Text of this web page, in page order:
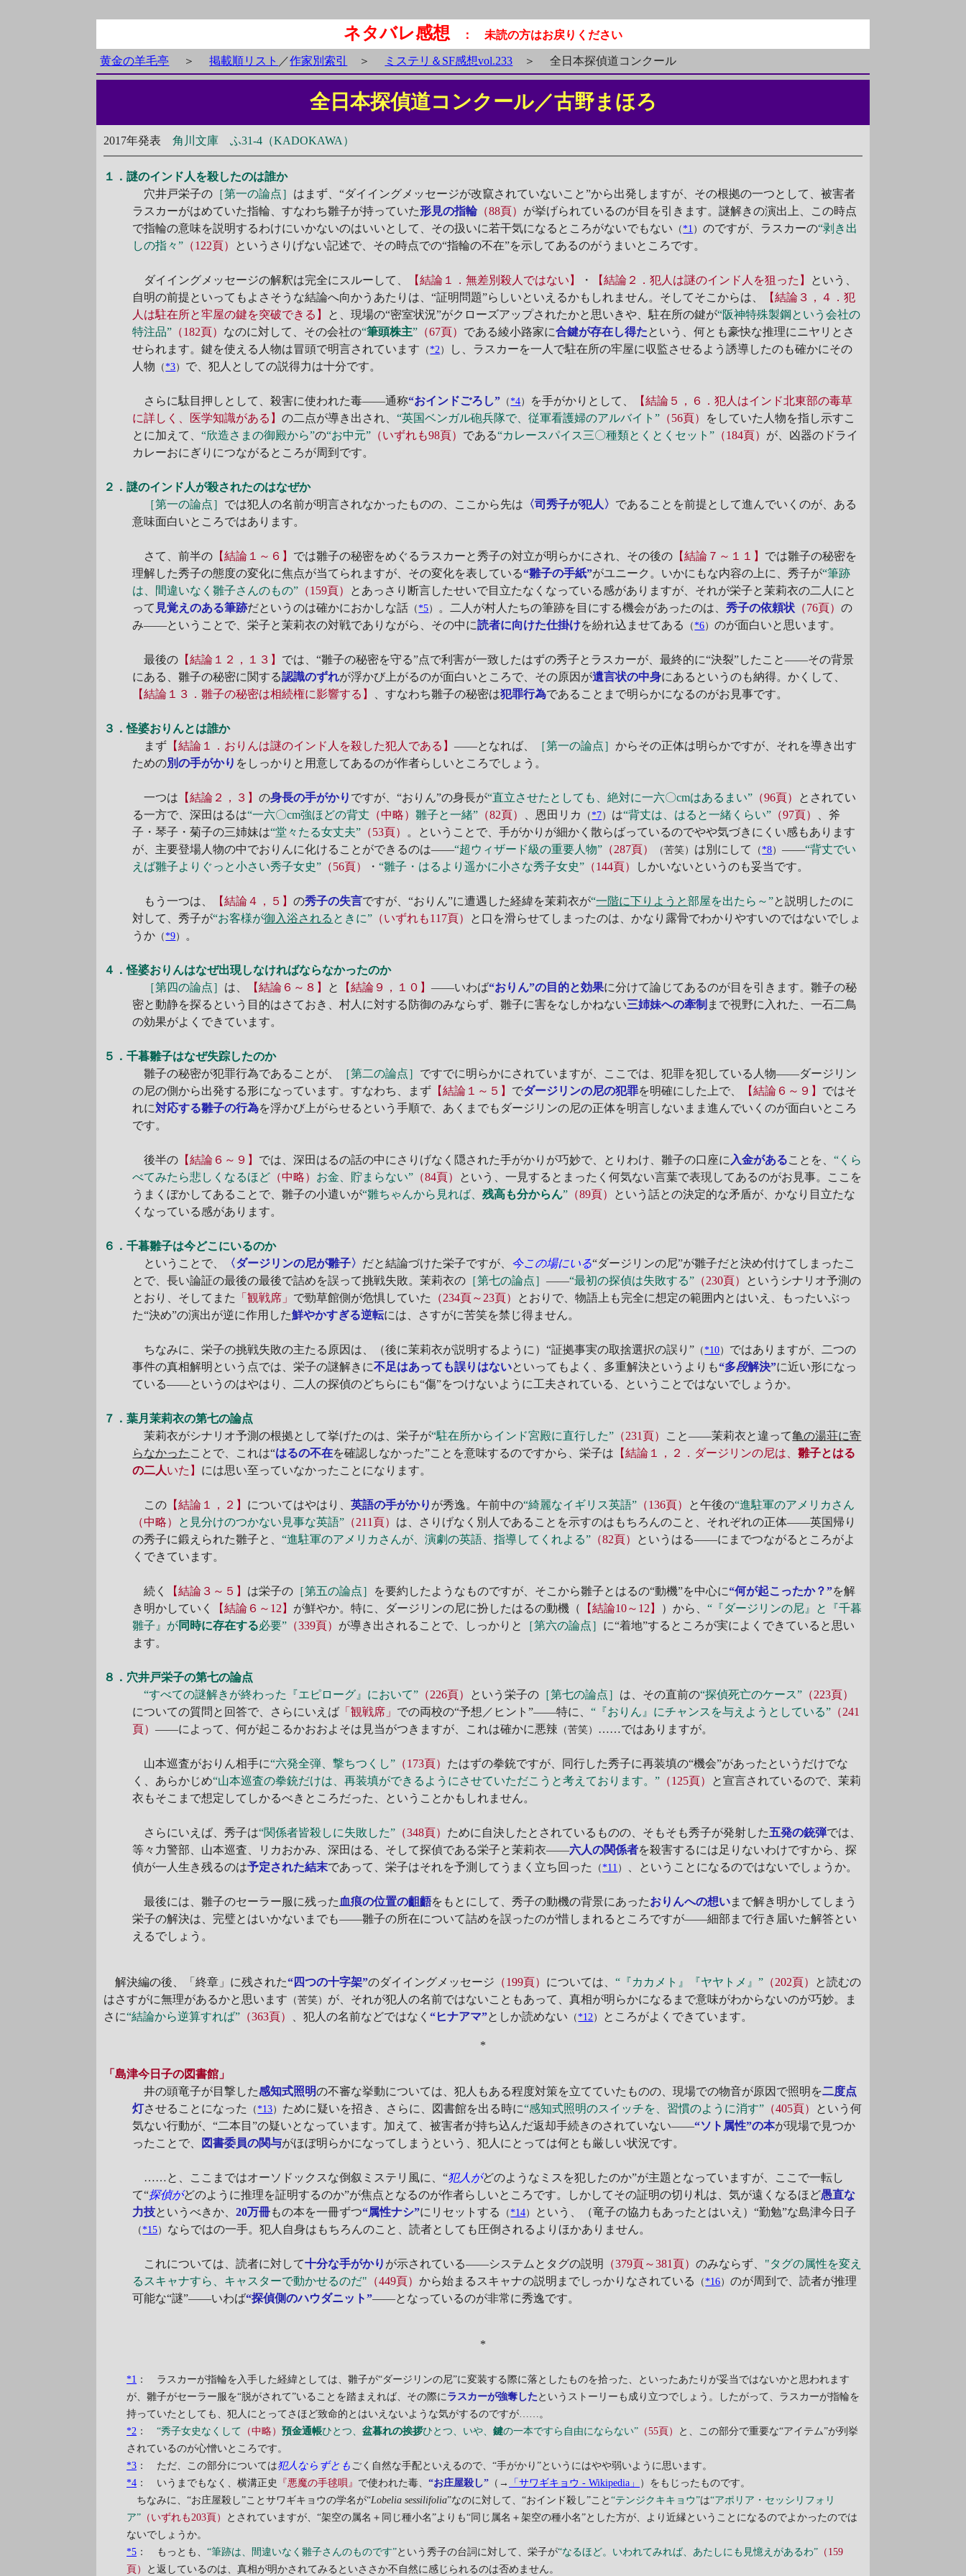
ネタバレ感想 ： 未読の方はお戻りください
黄金の羊毛亭 ＞ 掲載順リスト ／作家別索引 ＞ ミステリ＆SF感想vol.233 ＞ 全日本探偵道コンクール
全日本探偵道コンクール／古野まほろ
2017年発表角川文庫 ふ31-4（KADOKAWA）
１．謎のインド人を殺したのは誰か
穴井戸栄子の ［第一の論点］ はまず、“ダイイングメッセージが改竄されていないこと”から出発しますが、その根拠の一つとして、被害者
ラスカーがはめていた指輪、すなわち雛子が持っていた形見の指輪 （88頁） が挙げられているのが目を引きます。謎解きの演出上、この時点
で指輪の意味を説明するわけにいかないのはいいとして、その扱いに若干気になるところがないでもない （*1 ）のですが、ラスカーの“剥き出
しの指々” （122頁） というさりげない記述で、その時点での“指輪の不在”を示してあるのがうまいところです。
ダイイングメッセージの解釈は完全にスルーして、 【結論１．無差別殺人ではない】 ・ 【結論２．犯人は謎のインド人を狙った】 という、
自明の前提といってもよさそうな結論へ向かうあたりは、“証明問題”らしいといえるかもしれません。そしてそこからは、
【結論３，４．犯
人は駐在所と牢屋の鍵を突破できる】 と、現場の“密室状況”がクローズアップされたかと思いきや、駐在所の鍵が“阪神特殊製鋼という会社の
特注品” （182頁） なのに対して、その会社の“筆頭株主” （67頁） である綾小路家に合鍵が存在し得たという、何とも豪快な推理にニヤリとさ
せられます。鍵を使える人物は冒頭で明言されています （*2）
し、ラスカーを一人で駐在所の牢屋に収監させるよう誘導したのも確かにその
人物 （*3） で、犯人としての説得力は十分です。
さらに駄目押しとして、殺害に使われた毒――通称“おインドごろし” （*4） を手がかりとして、
【結論５，６．犯人はインド北東部の毒草
に詳しく、医学知識がある】の二点が導き出され、“英国ベンガル砲兵隊で、従軍看護婦のアルバイト” （56頁） をしていた人物を指し示すこ
とに加えて、“欣造さまの御殿から”の“お中元” （いずれも98頁） である“カレースパイス三〇種類とくとくセット” （184頁） が、凶器のドライ
カレーおにぎりにつながるところが周到です。
２．謎のインド人が殺されたのはなぜか
［第一の論点］ では犯人の名前が明言されなかったものの、ここから先は 〈司秀子が犯人〉 であることを前提として進んでいくのが、ある
意味面白いところではあります。
さて、前半の 【結論１～６】 では雛子の秘密をめぐるラスカーと秀子の対立が明らかにされ、その後の 【結論７～１１】 では雛子の秘密を
理解した秀子の態度の変化に焦点が当てられますが、その変化を表している“雛子の手紙”がユニーク。いかにもな内容の上に、秀子が“筆跡
は、間違いなく雛子さんのもの” （159頁） とあっさり断言したせいで目立たなくなっている感がありますが、それが栄子と茉莉衣の二人にと
って 見覚えのある筆跡だというのは確かにおかしな話 （*5） 。二人が村人たちの筆跡を目にする機会があったのは、秀子の依頼状 （76頁）の
み――ということで、栄子と茉莉衣の対戦でありながら、その中に読者に向けた仕掛けを紛れ込ませてある （*6）のが面白いと思います。
最後の 【結論１２，１３】 では、“雛子の秘密を守る”点で利害が一致したはずの秀子とラスカーが、最終的に“決裂”したこと――その背景
にある、雛子の秘密に関する認識のずれが浮かび上がるのが面白いところで、その原因が遺言状の中身にあるというのも納得。かくして、
【結論１３．雛子の秘密は相続権に影響する】
、すなわち雛子の秘密は犯罪行為であることまで明らかになるのがお見事です。
３．怪婆おりんとは誰か
まず 【結論１．おりんは謎のインド人を殺した犯人である】――となれば、 ［第一の論点］からその正体は明らかですが、それを導き出す
ための別の手がかり をしっかりと用意してあるのが作者らしいところでしょう。
一つは 【結論２，３】の身長の手がかり ですが、“おりん”の身長が“直立させたとしても、絶対に一六〇cmはあるまい” （96頁） とされてい
る一方で、深田はるは“一六〇cm強ほどの背丈 （中略）雛子と一緒” （82頁） 、恩田リカ （*7） は“背丈は、はると一緒くらい” （97頁）
、斧
子・琴子・菊子の三姉妹は“堂々たる女丈夫” （53頁） 。ということで、手がかりが細かく散らばっているのでやや気づきにくい感もあります
が、主要登場人物の中でおりんに化けることができるのは――“超ウィザード級の重要人物” （287頁） （苦笑） は別にして （*8）――“背丈でい
えば雛子よりぐっと小さい秀子女史” （56頁） ・“雛子・はるより遥かに小さな秀子女史” （144頁） しかいないというのも妥当です。
もう一つは、 【結論４，５】の秀子の失言ですが、“おりん”に遭遇した経緯を茉莉衣が“一階に下りようと部屋を出たら～”と説明したのに
対して、秀子が“お客様が御入浴される ときに” （いずれも117頁） と口を滑らせてしまったのは、かなり露骨でわかりやすいのではないでしょ
うか （*9） 。
４．怪婆おりんはなぜ出現しなければならなかったのか
［第四の論点］ は、 【結論６～８】 と 【結論９，１０】――いわば“おりん”の目的と効果に分けて論じてあるのが目を引きます。雛子の秘
密と動静を探るという目的はさておき、村人に対する防御のみならず、雛子に害をなしかねない三姉妹への牽制 まで視野に入れた、一石二鳥
の効果がよくできています。
５．千暮雛子はなぜ失踪したのか
雛子の秘密が犯罪行為であることが、
［第二の論点］ ですでに明らかにされていますが、ここでは、犯罪を犯している人物――ダージリン
の尼の側から出発する形になっています。すなわち、まず 【結論１～５】 でダージリンの尼の犯罪を明確にした上で、 【結論６～９】 ではそ
れに対応する雛子の行為を浮かび上がらせるという手順で、あくまでもダージリンの尼の正体を明言しないまま進んでいくのが面白いところ
です。
後半の 【結論６～９】 では、深田はるの話の中にさりげなく隠された手がかりが巧妙で、とりわけ、雛子の口座に 入金があることを、“くら
べてみたら悲しくなるほど （中略） お金、貯まらない” （84頁） という、一見するとまったく何気ない言葉で表現してあるのがお見事。ここを
うまくぼかしてあることで、雛子の小遣いが“雛ちゃんから見れば、残高も分からん” （89頁） という話との決定的な矛盾が、かなり目立たな
くなっている感があります。
６．千暮雛子は今どこにいるのか
ということで、
〈ダージリンの尼が雛子〉 だと結論づけた栄子ですが、 今この場にいる“ダージリンの尼”が雛子だと決め付けてしまったこ
とで、長い論証の最後の最後で詰めを誤って挑戦失敗。茉莉衣の ［第七の論点］――“最初の探偵は失敗する” （230頁） というシナリオ予測の
とおり、そしてまた
「観戦席」 で勁草館側が危惧していた （234頁～23頁） とおりで、物語上も完全に想定の範囲内とはいえ、もったいぶっ
た“決め”の演出が逆に作用した鮮やかすぎる逆転には、さすがに苦笑を禁じ得ません。
ちなみに、栄子の挑戦失敗の主たる原因は、（後に茉莉衣が説明するように）“証拠事実の取捨選択の誤り” （*10） ではありますが、二つの
事件の真相解明という点では、栄子の謎解きに不足はあっても誤りはないといってもよく、多重解決というよりも“多段解決”に近い形になっ
ている――というのはやはり、二人の探偵のどちらにも“傷”をつけないように工夫されている、ということではないでしょうか。
７．葉月茉莉衣の第七の論点
茉莉衣がシナリオ予測の根拠として挙げたのは、栄子が“駐在所からインド宮殿に直行した” （231頁） こと――茉莉衣と違って亀の湯荘に寄
らなかった ことで、これは“はるの不在を確認しなかった”ことを意味するのですから、栄子は 【結論１，２．ダージリンの尼は、雛子とはる
の二人いた】 には思い至っていなかったことになります。
この 【結論１，２】 についてはやはり、英語の手がかり が秀逸。午前中の“綺麗なイギリス英語” （136頁） と午後の“進駐軍のアメリカさん
（中略） と見分けのつかない見事な英語” （211頁） は、さりげなく別人であることを示すのはもちろんのこと、それぞれの正体――英国帰り
の秀子に鍛えられた雛子と、“進駐軍のアメリカさんが、演劇の英語、指導してくれよる” （82頁） というはる――にまでつながるところがよ
くできています。
続く 【結論３～５】 は栄子の ［第五の論点］ を要約したようなものですが、そこから雛子とはるの“動機”を中心に“何が起こったか？”を解
き明かしていく
【結論６～12】 が鮮やか。特に、ダージリンの尼に扮したはるの動機（ 【結論10～12】 ）から、“『ダージリンの尼』と『千暮
雛子』が同時に存在する必要” （339頁） が導き出されることで、しっかりと ［第六の論点］ に“着地”するところが実によくできていると思い
ます。
８．穴井戸栄子の第七の論点
“すべての謎解きが終わった『エピローグ』において” （226頁） という栄子の ［第七の論点］ は、その直前の“探偵死亡のケース” （223頁）
についての質問と回答で、さらにいえば 「観戦席」 での両校の“予想／ヒント”――特に、“『おりん』にチャンスを与えようとしている” （241
頁）――によって、何が起こるかおおよそは見当がつきますが、これは確かに悪辣 （苦笑） ……ではありますが。
山本巡査がおりん相手に“六発全弾、撃ちつくし” （173頁） たはずの拳銃ですが、同行した秀子に再装填の“機会”があったというだけでな
く、あらかじめ“山本巡査の拳銃だけは、再装填ができるようにさせていただこうと考えております。” （125頁） と宣言されているので、茉莉
衣もそこまで想定してしかるべきところだった、ということかもしれません。
さらにいえば、秀子は“関係者皆殺しに失敗した” （348頁） ために自決したとされているものの、そもそも秀子が発射した五発の銃弾では、
等々力警部、山本巡査、リカおかみ、深田はる、そして探偵である栄子と茉莉衣――六人の関係者を殺害するには足りないわけですから、探
偵が一人生き残るのは予定された結末であって、栄子はそれを予測してうまく立ち回った （*11 ） 、ということになるのではないでしょうか。
最後には、雛子のセーラー服に残った 血痕の位置の齟齬をもとにして、秀子の動機の背景にあったおりんへの想いまで解き明かしてしまう
栄子の解決は、完璧とはいかないまでも――雛子の所在について詰めを誤ったのが惜しまれるところですが――細部まで行き届いた解答とい
えるでしょう。
解決編の後、 「終章」 に残された“四つの十字架”のダイイングメッセージ （199頁） については、“『カカメト』『ヤヤトメ』” （202頁） と読むの
はさすがに無理があるかと思います （苦笑） が、それが犯人の名前ではないこともあって、真相が明らかになるまで意味がわからないのが巧妙。ま
さに“結論から逆算すれば” （363頁） 、犯人の名前などではなく“ヒナアマ”としか読めない （*12） ところがよくできています。
*
「島津今日子の図書館」
井の頭竜子が目撃した感知式照明の不審な挙動については、犯人もある程度対策を立てていたものの、現場での物音が原因で照明を二度点
灯させることになった （*13） ために疑いを招き、さらに、図書館を出る時に“感知式照明のスイッチを、習慣のように消す” （405頁） という何
気ない行動が、“二本目”の疑いとなっています。加えて、被害者が持ち込んだ返却手続きのされていない――“ソト属性”の本が現場で見つか
ったことで、
図書委員の関与がほぼ明らかになってしまうという、犯人にとっては何とも厳しい状況です。
……と、ここまではオーソドックスな倒叙ミステリ風に、“犯人がどのようなミスを犯したのか”が主題となっていますが、ここで一転し
て“探偵がどのように推理を証明するのか”が焦点となるのが作者らしいところです。しかしてその証明の切り札は、気が遠くなるほど愚直な
力技というべきか、20万冊もの本を一冊ずつ“属性ナシ”にリセットする （*14） という、（竜子の協力もあったとはいえ）“勤勉”な島津今日子
（*15） ならではの一手。犯人自身はもちろんのこと、読者としても圧倒されるよりほかありません。
これについては、読者に対して十分な手がかり が示されている――システムとタグの説明 （379頁～381頁）のみならず、 "タグの属性を変え
るスキャナすら、キャスターで動かせるのだ" （449頁）から始まるスキャナの説明までしっかりなされている （*16）のが周到で、読者が推理
可能な“謎”――いわば“探偵側のハウダニット”――となっているのが非常に秀逸です。
*
*1 ： ラスカーが指輪を入手した経緯としては、雛子が“ダージリンの尼”に変装する際に落としたものを拾った、といったあたりが妥当ではないかと思われます
が、雛子がセーラー服を“脱がされて”いることを踏まえれば、その際にラスカーが強奪したというストーリーも成り立つでしょう。したがって、ラスカーが指輪を
持っていたとしても、犯人にとってさほど致命的とはいえないような気がするのですが……。
*2 ：“秀子女史なくして （中略）預金通帳ひとつ、盆暮れの挨拶ひとつ、いや、鍵の一本ですら自由にならない” （55頁）
と、この部分で重要な“アイテム”が列挙
されているのが心憎いところです。
*3 ： ただ、この部分については犯人ならずとも ごく自然な手配といえるので、“手がかり”というにはやや弱いように思います。
*4 ： いうまでもなく、横溝正史 『悪魔の手毬唄』 で使われた毒、“お庄屋殺し” （→ 「サワギキョウ - Wikipedia」
）をもじったものです。
ちなみに、“お庄屋殺し”ことサワギキョウの学名が“Lobelia sessilifolia”なのに対して、“おインド殺し”こと“テンジクキキョウ”は“アポリア・セッシリフォリ
ア” （いずれも203頁）
とされていますが、“架空の属名＋同じ種小名”よりも“同じ属名＋架空の種小名”とした方が、より近縁ということになるのでよかったのでは
ないでしょうか。
*5 ： もっとも、“筆跡は、間違いなく雛子さんのものです”という秀子の台詞に対して、栄子が“なるほど。いわれてみれば、あたしにも見憶えがあるわ” （159
頁）
と返しているのは、真相が明かされてみるといささか不自然に感じられるのは否めません。